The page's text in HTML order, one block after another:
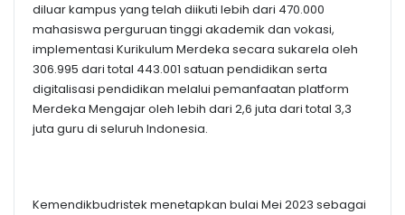
diluar kampus yang telah diikuti lebih dari 470.000
mahasiswa perguruan tinggi akademik dan vokasi,
implementasi Kurikulum Merdeka secara sukarela oleh
306.995 dari total 443.001 satuan pendidikan serta
digitalisasi pendidikan melalui pemanfaatan platform
Merdeka Mengajar oleh lebih dari 2,6 juta dari total 3,3
juta guru di seluruh Indonesia.
Kemendikbudristek menetapkan bulai Mei 2023 sebagai